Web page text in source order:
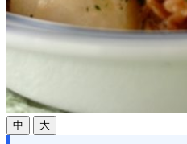
中 大